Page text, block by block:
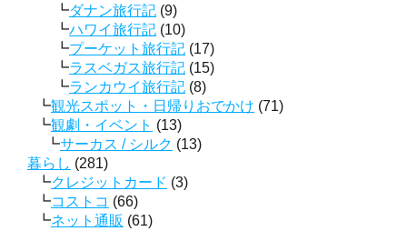
ダナン旅行記 (9)
ハワイ旅行記 (10)
プーケット旅行記 (17)
ラスベガス旅行記 (15)
ランカウイ旅行記 (8)
観光スポット・日帰りおでかけ (71)
観劇・イベント (13)
サーカス / シルク (13)
暮らし (281)
クレジットカード (3)
コストコ (66)
ネット通販 (61)